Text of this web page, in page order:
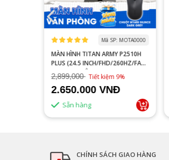
Mã SP: MOTA0000
MÀN HÌNH TITAN ARMY P2510H
PLUS (24.5 INCH/FHD/260HZ/FAST
IPS/1MS/PHẲNG)
2,899,000 Tiết kiệm 9%
2.650.000 VNĐ
Sẵn hàng
CHÍNH SÁCH GIAO HÀNG